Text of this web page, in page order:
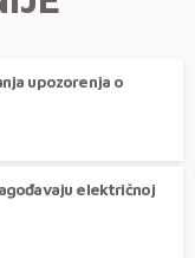
upozorenja o
električnoj